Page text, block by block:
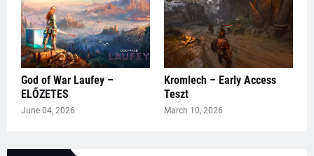
God of War Laufey –
ELŐZETES
June 04, 2026
Kromlech – Early Access
Teszt
March 10, 2026